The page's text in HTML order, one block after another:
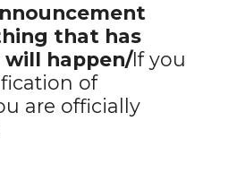
that has
will happen/If you
of
are officially